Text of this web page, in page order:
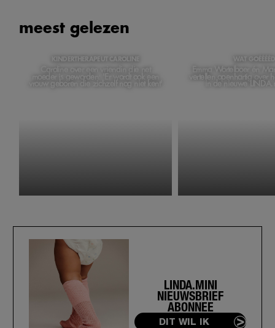
meest gelezen
KINDERTHERAPEUT CAROLINE
Caroline over een vriendin die net
moeder is geworden: 'Er wordt ook een
vrouw geboren die zichzelf nog niet kent'
WAT GOÉÉÉÉD
Emma Wortelboer én
vertellen openhartig over
in de nieuwe
LINDA.MINI
NIEUWSBRIEF
ABONNEE
DIT WIL IK